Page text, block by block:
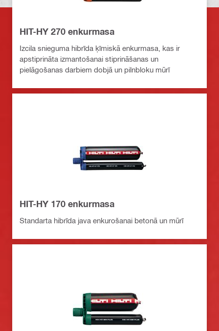
HIT-HY 270 enkurmasa
Izcila snieguma hibrīda ķīmiskā enkurmasa, kas ir
apstiprināta izmantošanai stiprināšanas un
pielāgošanas darbiem dobjā un pilnbloku mūrī
HIT-HY 170 enkurmasa
Standarta hibrīda java enkurošanai betonā un mūrī